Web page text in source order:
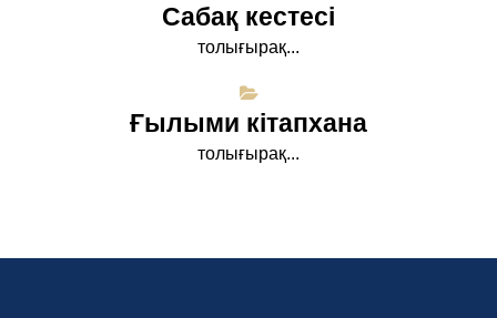
Сабақ кестесі
толығырақ...
Ғылыми кітапхана
толығырақ...